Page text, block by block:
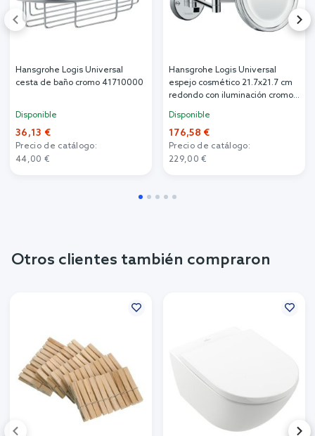
Hansgrohe Logis Universal
cesta de baño cromo 41710000
Disponible
36,13 €
Precio de catálogo:
44,00 €
Hansgrohe Logis Universal
espejo cosmético 21.7x21.7 cm
redondo con iluminación cromo
Disponible
176,58 €
Precio de catálogo:
229,00 €
Otros clientes también compraron